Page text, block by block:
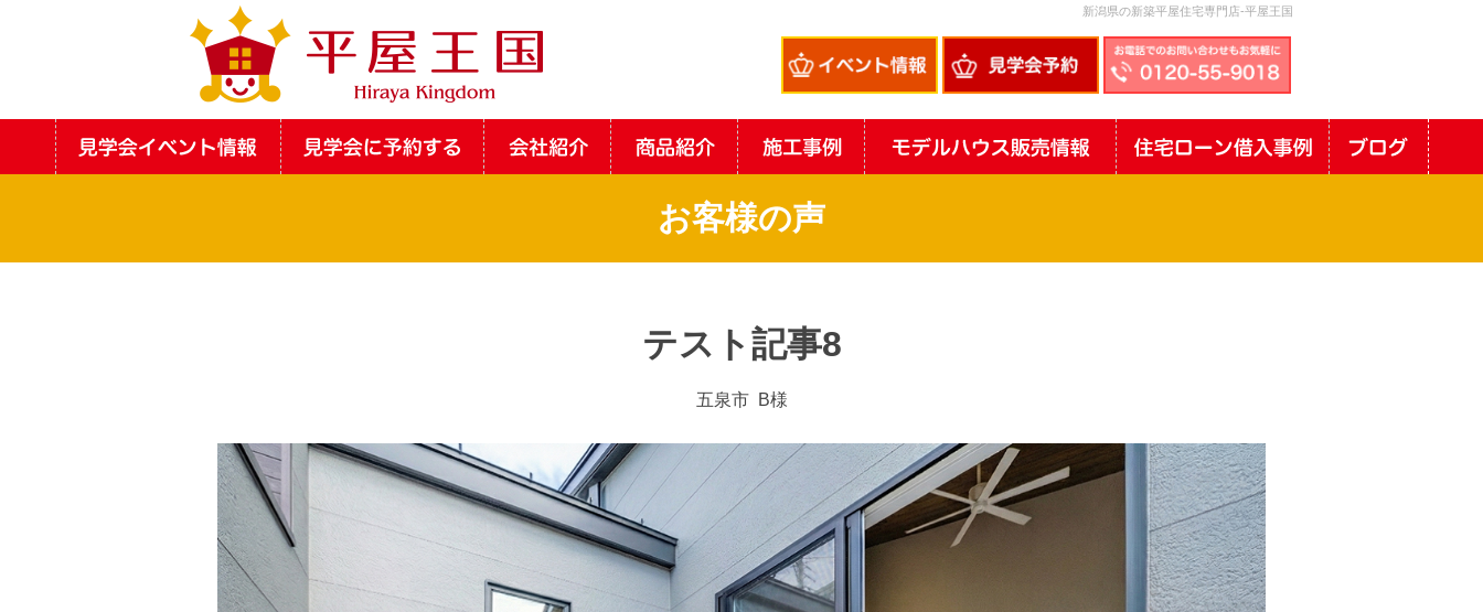
新潟県の新築平屋住宅専門店-平屋王国
お客様の声
テスト記事8
五泉市 B様